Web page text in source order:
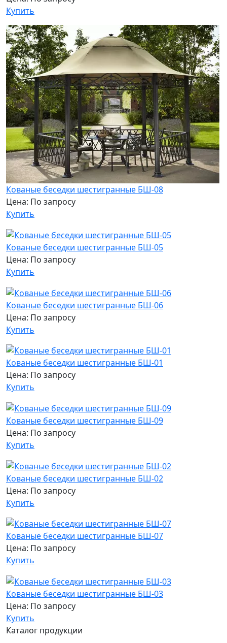
Купить
Кованые беседки шестигранные БШ-08
Цена: По запросу
Купить
Кованые беседки шестигранные БШ-05
Цена: По запросу
Купить
Кованые беседки шестигранные БШ-06
Цена: По запросу
Купить
Кованые беседки шестигранные БШ-01
Цена: По запросу
Купить
Кованые беседки шестигранные БШ-09
Цена: По запросу
Купить
Кованые беседки шестигранные БШ-02
Цена: По запросу
Купить
Кованые беседки шестигранные БШ-07
Цена: По запросу
Купить
Кованые беседки шестигранные БШ-03
Цена: По запросу
Купить
Каталог продукции